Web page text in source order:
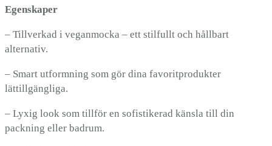
Egenskaper
– Tillverkad i veganmocka – ett stilfullt och hållbart
alternativ.
– Smart utformning som gör dina favoritprodukter
lättillgängliga.
– Lyxig look som tillför en sofistikerad känsla till din
packning eller badrum.